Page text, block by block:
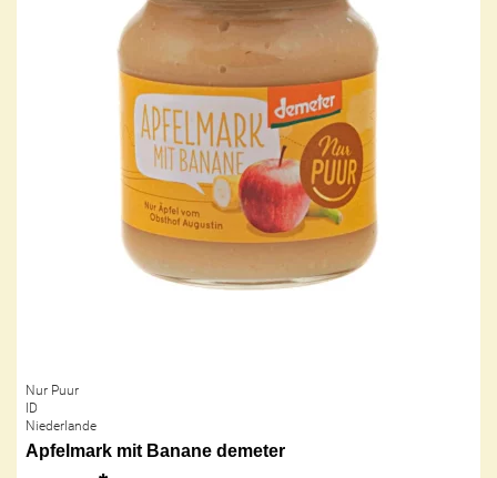
Nur Puur
ID
Niederlande
Apfelmark mit Banane demeter